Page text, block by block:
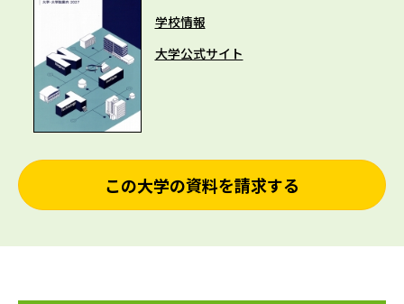
学校情報
大学公式サイト
この大学の資料を請求する